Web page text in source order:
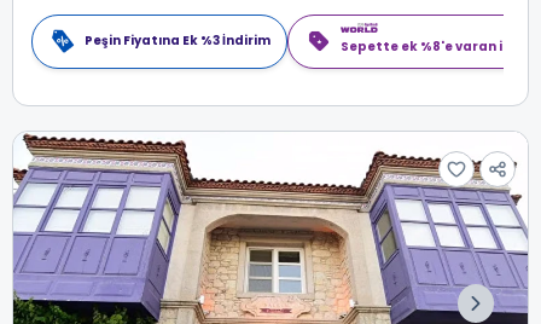
Peşin Fiyatına Ek %3 İndirim Sepette ek %8'e varan